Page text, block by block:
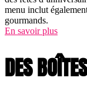
menu inclut
gourmands.
En savoir plus
DES